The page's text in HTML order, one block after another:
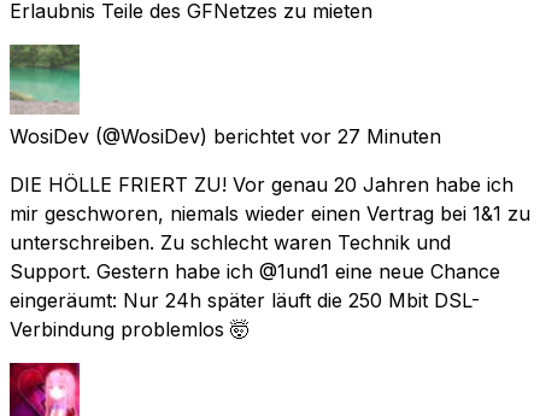
Erlaubnis Teile des GFNetzes zu mieten
WosiDev (@WosiDev) berichtet vor 27 Minuten
DIE HÖLLE FRIERT ZU! Vor genau 20 Jahren habe ich
mir geschworen, niemals wieder einen Vertrag bei 1&1 zu
unterschreiben. Zu schlecht waren Technik und
Support. Gestern habe ich @1und1 eine neue Chance
eingeräumt: Nur 24h später läuft die 250 Mbit DSL-
Verbindung problemlos 🤯